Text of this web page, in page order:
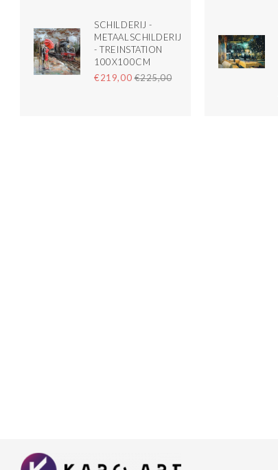
SCHILDERIJ -
METAALSCHILDERIJ
- TREINSTATION
100X100CM
€219,00 €225,00